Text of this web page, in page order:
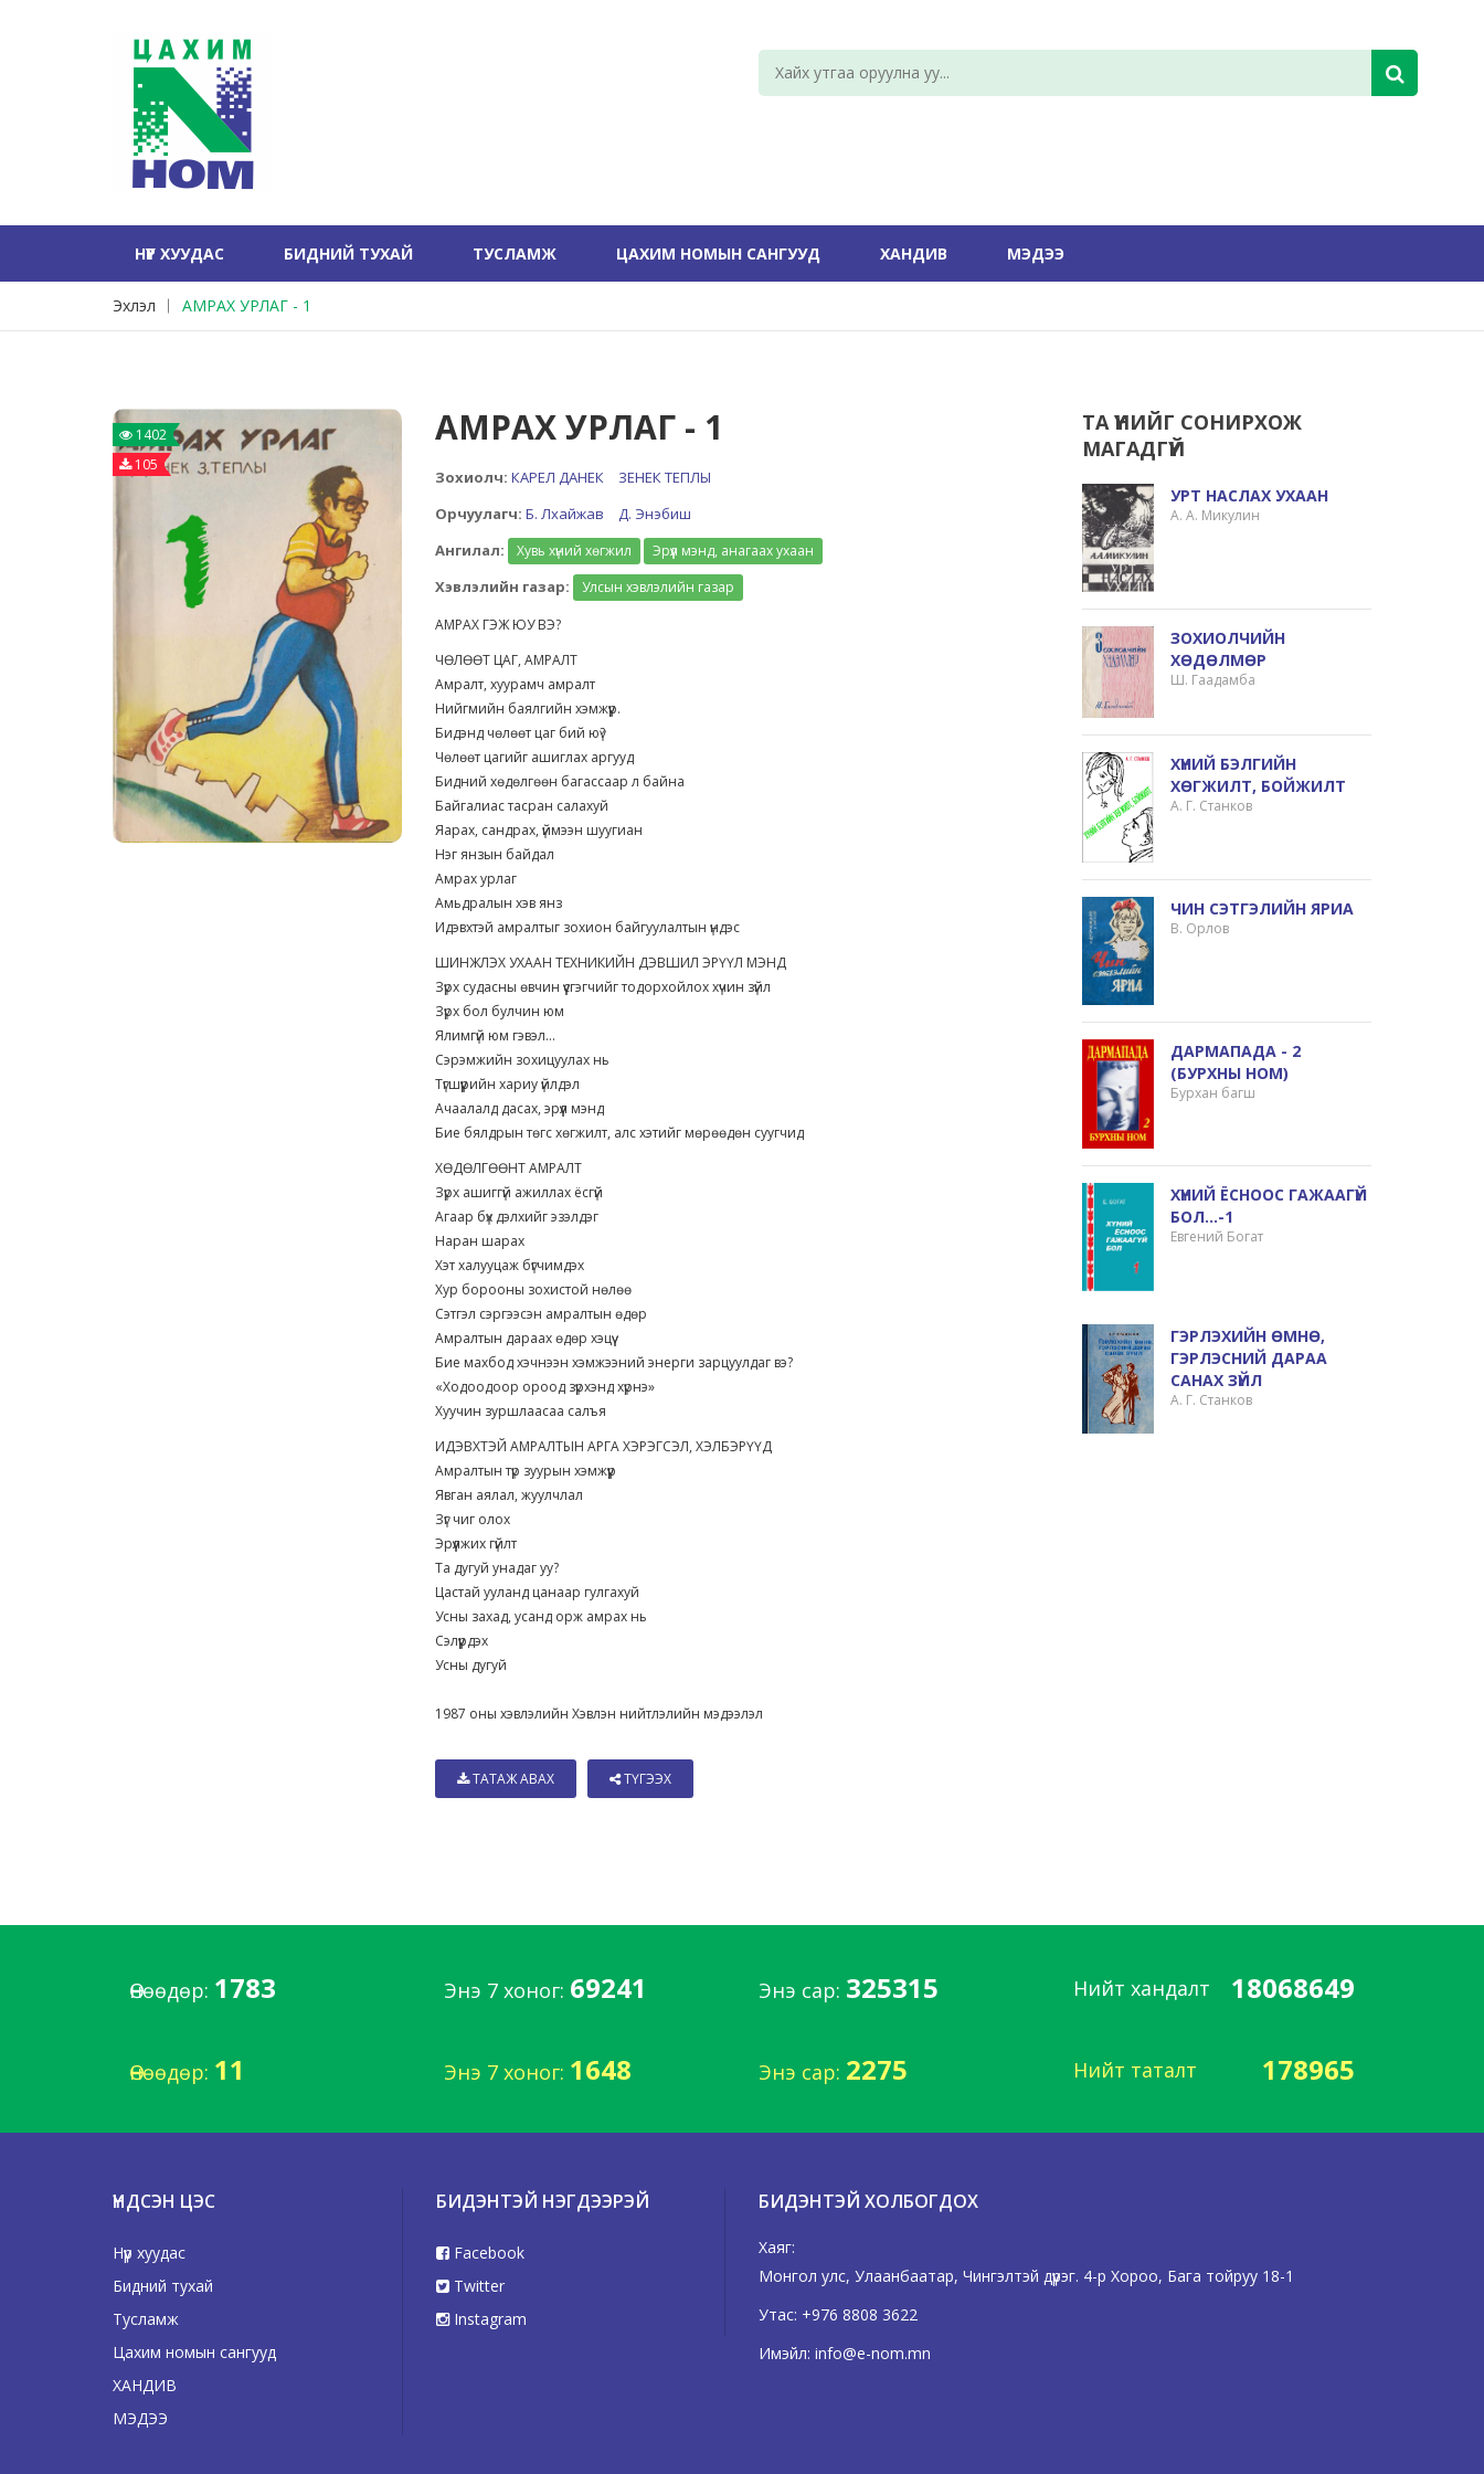
НҮҮР ХУУДАС БИДНИЙ ТУХАЙ ТУСЛАМЖ ЦАХИМ НОМЫН САНГУУД ХАНДИВ МЭДЭЭ
Эхлэл АМРАХ УРЛАГ - 1
1402
105
АМРАХ УРЛАГ - 1
Зохиолч: КАРЕЛ ДАНЕК
ЗЕНЕК ТЕПЛЫ
Орчуулагч: Б. Лхайжав
Д. Энэбиш
Ангилал:
Хувь хүний хөгжил Эрүүл мэнд, анагаах ухаан
Хэвлэлийн газар:
Улсын хэвлэлийн газар
АМРАХ ГЭЖ ЮУ ВЭ?
ЧӨЛӨӨТ ЦАГ, АМРАЛТ
Амралт, хуурамч амралт
Нийгмийн баялгийн хэмжүүр.
Бидэнд чөлөөт цаг бий юү?
Чөлөөт цагийг ашиглах аргууд
Бидний хөдөлгөөн багассаар л байна
Байгалиас тасран салахуй
Яарах, сандрах, үймээн шуугиан
Нэг янзын байдал
Амрах урлаг
Амьдралын хэв янз
Идэвхтэй амралтыг зохион байгуулалтын үндэс
ШИНЖЛЭХ УХААН ТЕХНИКИЙН ДЭВШИЛ ЭРҮҮЛ МЭНД
Зүрх судасны өвчин үүсгэгчийг тодорхойлох хүчин зүйл
Зүрх бол булчин юм
Ялимгүй юм гэвэл...
Сэрэмжийн зохицуулах нь
Түгшүүрийн хариу үйлдэл
Ачаалалд дасах, эрүүл мэнд
Бие бялдрын төгс хөгжилт, алс хэтийг мөрөөдөн суугчид
ХӨДӨЛГӨӨНТ АМРАЛТ
Зүрх ашиггүй ажиллах ёсгүй
Агаар бүх дэлхийг эзэлдэг
Наран шарах
Хэт халууцаж бүгчимдэх
Хур борооны зохистой нөлөө
Сэтгэл сэргээсэн амралтын өдөр
Амралтын дараах өдөр хэцүү
Бие махбод хэчнээн хэмжээний энерги зарцуулдаг вэ?
«Ходоодоор ороод зүрхэнд хүрнэ»
Хуучин зуршлаасаа салъя
ИДЭВХТЭЙ АМРАЛТЫН АРГА ХЭРЭГСЭЛ, ХЭЛБЭРҮҮД
Амралтын түр зуурын хэмжүүр
Явган аялал, жуулчлал
Зүг чиг олох
Эрүүлжих гүйлт
Та дугуй унадаг уу?
Цастай ууланд цанаар гулгахуй
Усны захад, усанд орж амрах нь
Сэлүүрдэх
Усны дугуй
1987 оны хэвлэлийн Хэвлэн нийтлэлийн мэдээлэл
ТАТАЖ АВАХ ТҮГЭЭХ
ТА ҮҮНИЙГ СОНИРХОЖ
МАГАДГҮЙ
УРТ НАСЛАХ УХААН
А. А. Микулин
ЗОХИОЛЧИЙН
ХӨДӨЛМӨР
Ш. Гаадамба
ХҮНИЙ БЭЛГИЙН
ХӨГЖИЛТ, БОЙЖИЛТ
А. Г. Станков
ЧИН СЭТГЭЛИЙН ЯРИА
В. Орлов
ДАРМАПАДА - 2
(БУРХНЫ HOM)
Бурхан багш
ХҮНИЙ ЁСНООС ГАЖААГҮЙ
БОЛ...-1
Евгений Богат
ГЭРЛЭХИЙН ӨМНӨ,
ГЭРЛЭСНИЙ ДАРАА
САНАХ ЗҮЙЛ
А. Г. Станков
Өнөөдөр: 1783 Энэ 7 хоног: 69241 Энэ сар: 325315 Нийт хандалт 18068649
Өнөөдөр: 11 Энэ 7 хоног: 1648 Энэ сар: 2275 Нийт таталт 178965
ҮНДСЭН ЦЭС
Нүүр хуудас
Бидний тухай
Тусламж
Цахим номын сангууд
ХАНДИВ
МЭДЭЭ
БИДЭНТЭЙ НЭГДЭЭРЭЙ
Facebook
Twitter
Instagram
БИДЭНТЭЙ ХОЛБОГДОХ
Хаяг:
Монгол улс, Улаанбаатар, Чингэлтэй дүүрэг. 4-р Хороо, Бага тойруу 18-1
Утас: +976 8808 3622
Имэйл: info@e-nom.mn